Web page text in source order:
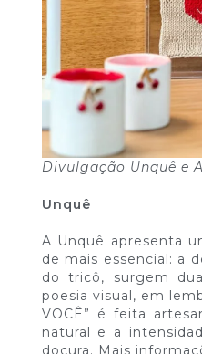
Divulgação Unquê e
Unquê
A Unquê apresenta
de mais essencial: a
do tricô, surgem
poesia visual, em
VOCÊ” é feita
natural e a
doçura. Mais